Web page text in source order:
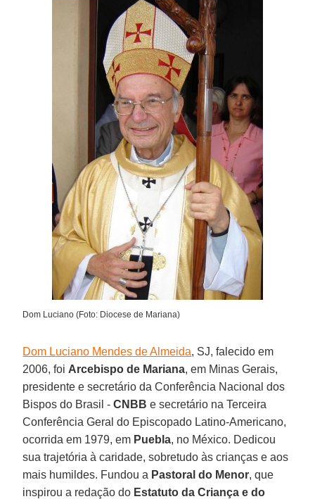
Dom Luciano (Foto: Diocese de Mariana)
Dom Luciano Mendes de Almeida, SJ, falecido em
2006, foi Arcebispo de Mariana, em Minas Gerais,
presidente e secretário da Conferência Nacional dos
Bispos do Brasil -CNBB e secretário na Terceira
Conferência Geral do Episcopado Latino-Americano,
ocorrida em 1979, em Puebla, no México. Dedicou
sua trajetória à caridade, sobretudo às crianças e aos
mais humildes. Fundou a Pastoral do Menor, que
inspirou a redação do Estatuto da Criança e do